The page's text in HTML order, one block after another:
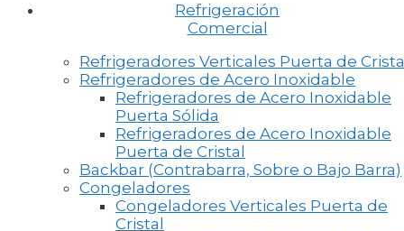
Refrigeración
Comercial
Refrigeradores Verticales Puerta de
Refrigeradores de Acero Inoxidable
Refrigeradores de Acero Inoxidable
Puerta Sólida
Refrigeradores de Acero Inoxidable
Puerta de Cristal
Backbar (Contrabarra, Sobre o Bajo Barra)
Congeladores
Congeladores Verticales Puerta de
Cristal